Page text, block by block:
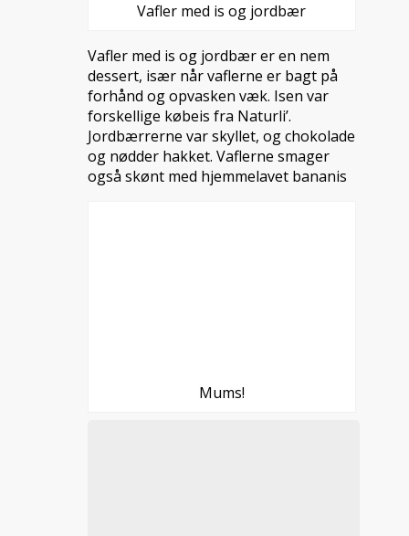
Vafler med is og jordbær
Vafler med is og jordbær er en nem
dessert, især når vaflerne er bagt på
forhånd og opvasken væk. Isen var
forskellige købeis fra Naturli’.
Jordbærrerne var skyllet, og chokolade
og nødder hakket. Vaflerne smager
også skønt med hjemmelavet bananis
Mums!